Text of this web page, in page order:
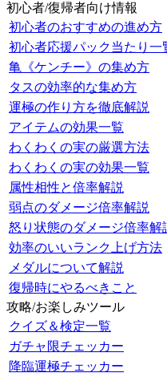
初心者/復帰者向け情報
初心者のおすすめの進め方
初心者応援パック当たり一
亀《ケンチー》の集め方
タスの効率的な集め方
運極の作り方を徹底解説
アイテムの効果一覧
わくわくの実の厳選方法
わくわくの実の効果一覧
属性相性と倍率解説
弱点のダメージ倍率解説
怒り状態のダメージ倍率解
効率のいいランク上げ方法
メダルについて解説
復帰時にやるべきこと
攻略/お楽しみツール
クイズ＆検定一覧
ガチャ限チェッカー
降臨運極チェッカー